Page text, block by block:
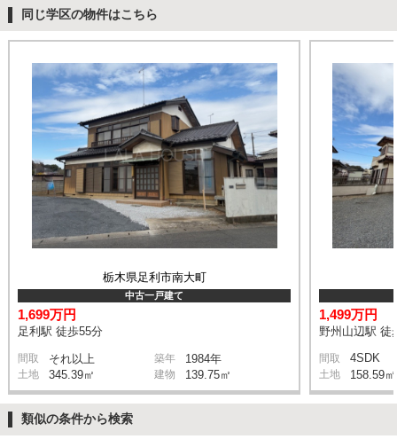
同じ学区の物件はこちら
栃木県足利市南大町
中古一戸建て
1,699万円
足利駅 徒歩55分
間取 それ以上 築年 1984年
土地 345.39㎡ 建物 139.75㎡
1,499万円
野州山辺駅 徒
間取 4SDK
土地 158.59㎡
類似の条件から検索